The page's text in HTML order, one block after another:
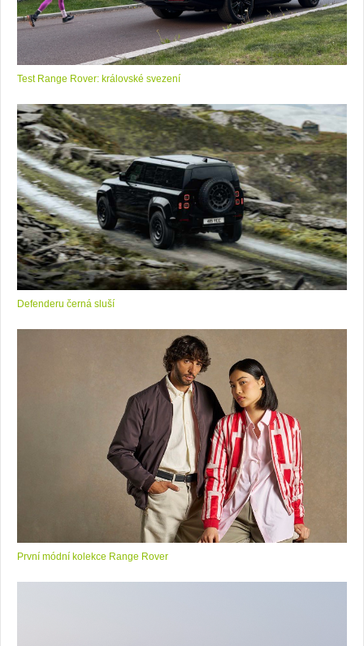
Test Range Rover: královské svezení
Defenderu černá sluší
První módní kolekce Range Rover